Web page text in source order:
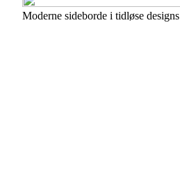
Moderne sideborde i tidløse designs